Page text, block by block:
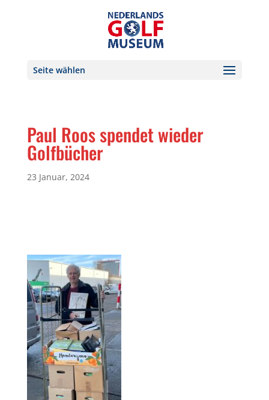
Seite wählen
Paul Roos spendet wieder
Golfbücher
23 Januar, 2024